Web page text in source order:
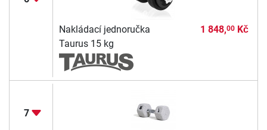
Nakládací jednoručka
Taurus 15 kg
1 848,00Kč
7